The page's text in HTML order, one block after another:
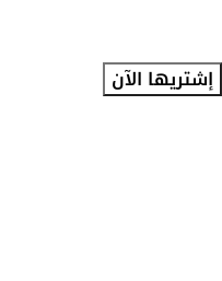
إشتريها الآن